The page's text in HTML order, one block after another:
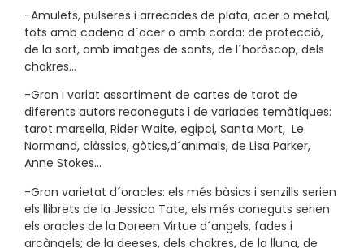
-Amulets, pulseres i arrecades de plata, acer o metal,
tots amb cadena d´acer o amb corda: de protecció,
de la sort, amb imatges de sants, de l´horòscop, dels
chakres…
-Gran i variat assortiment de cartes de tarot de
diferents autors reconeguts i de variades temàtiques:
tarot marsella, Rider Waite, egipci, Santa Mort, Le
Normand, clàssics, gòtics,d´animals, de Lisa Parker,
Anne Stokes…
-Gran varietat d´oracles: els més bàsics i senzills serien
els llibrets de la Jessica Tate, els més coneguts serien
els oracles de la Doreen Virtue d´angels, fades i
arcàngels; de la deeses, dels chakres, de la lluna, de